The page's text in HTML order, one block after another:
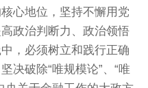
心地位，坚持不懈用党
政治判断力、政治领悟
，必须树立和践行正确
决破除“唯规模论”、“唯